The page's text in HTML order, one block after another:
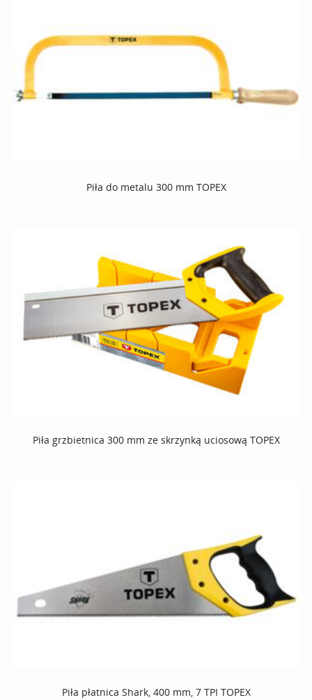
Piła do metalu 300 mm TOPEX
Piła grzbietnica 300 mm ze skrzynką uciosową TOPEX
Piła płatnica Shark, 400 mm, 7 TPI TOPEX